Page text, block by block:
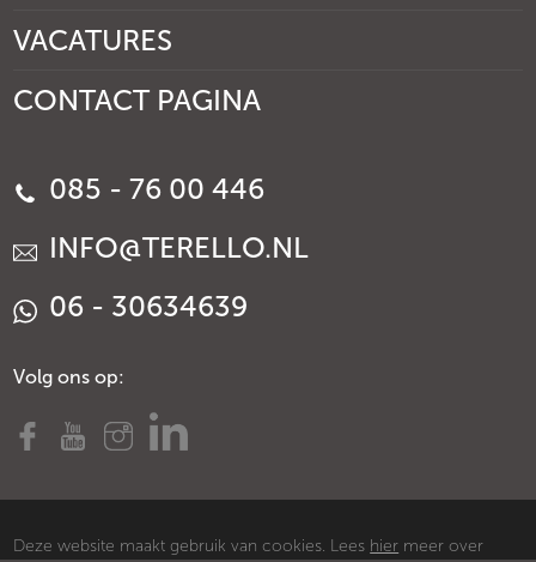
VACATURES
CONTACT PAGINA
085 - 76 00 446
INFO@TERELLO.NL
06 - 30634639
Volg ons op:
Deze website maakt gebruik van cookies. Lees hier meer over